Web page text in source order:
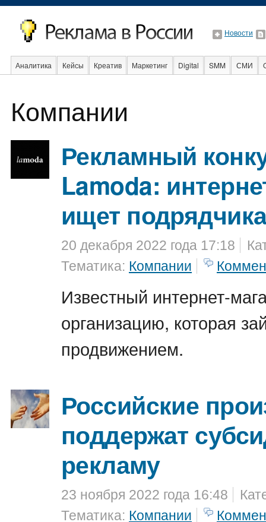
Новости
Аналитика Кейсы Креатив Маркетинг Digital SMM СМИ
Образование
Компании
Рекламный
Lamoda:
ищет
20 декабря 2022 года 17:18
Тематика: Компании
Известный интернет-
организацию, которая
продвижением.
Российские
поддержат
рекламу
23 ноября 2022 года 16:48
Тематика: Компании